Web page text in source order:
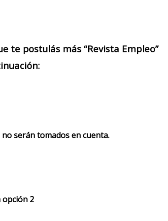
te postulás más “Revista Empleo”
serán tomados en cuenta.
2